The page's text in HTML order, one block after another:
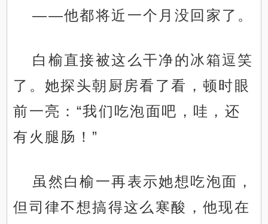
——他都将近一个月没回家了。
白榆直接被这么干净的冰箱逗笑
了。她探头朝厨房看了看，顿时眼
前一亮：“我们吃泡面吧，哇，还
有火腿肠！”
虽然白榆一再表示她想吃泡面，
但司律不想搞得这么寒酸，他现在